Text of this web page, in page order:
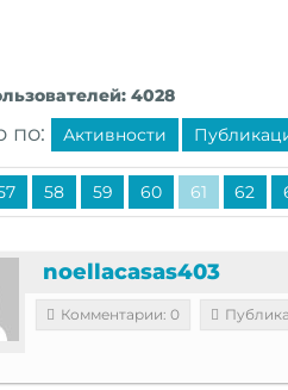
4028
по: Активности
58 59 60 61 62
noellacasas403
Комментарии: 0